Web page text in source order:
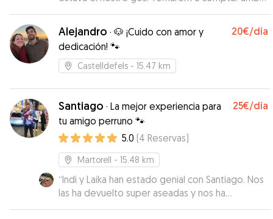
ella.”
Alejandro · 🐶 ¡Cuido con amor y
dedicación! 🐾
20€/día
Castelldefels - 15.47 km
Santiago · La mejor experiencia para
tu amigo perruno 🐾
25€/día
5.0 (4 Reservas)
Martorell - 15.48 km
“Indi y Laika han estado genial con Santiago. Nos
las ha devuelto super aseadas y nos ha
mandado unas fotos muy chulas.”